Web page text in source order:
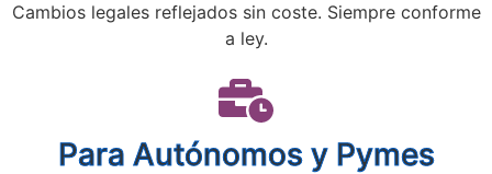
Cambios legales reflejados sin coste. Siempre conforme
a ley.
Para Autónomos y Pymes